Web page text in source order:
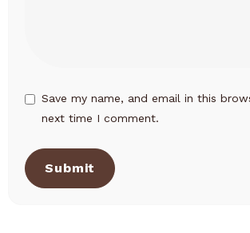
Save my name, and email in this
next time I comment.
Submit